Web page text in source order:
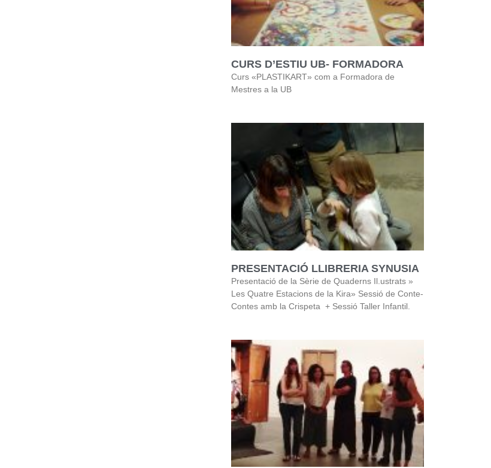
CURS D’ESTIU UB- FORMADORA
Curs «PLASTIKART» com a Formadora de
Mestres a la UB
PRESENTACIÓ LLIBRERIA SYNUSIA
Presentació de la Sèrie de Quaderns Il.ustrats »
Les Quatre Estacions de la Kira» Sessió de Conte-
Contes amb la Crispeta + Sessió Taller Infantil.